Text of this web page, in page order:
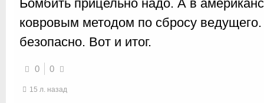
Бомбить прицельно надо. А в
ковровым методом по сбросу ведущего.
безопасно. Вот и итог.
0 0
15 л. назад